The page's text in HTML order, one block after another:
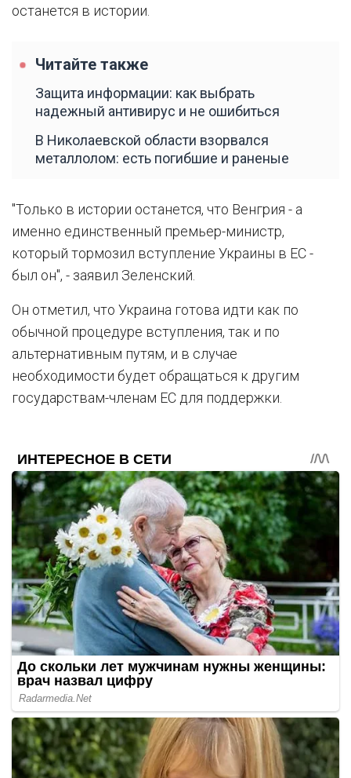
останется в истории.
Читайте также
Защита информации: как выбрать
надежный антивирус и не ошибиться
В Николаевской области взорвался
металлолом: есть погибшие и раненые
"Только в истории останется, что Венгрия - а
именно единственный премьер-министр,
который тормозил вступление Украины в ЕС -
был он", - заявил Зеленский.
Он отметил, что Украина готова идти как по
обычной процедуре вступления, так и по
альтернативным путям, и в случае
необходимости будет обращаться к другим
государствам-членам ЕС для поддержки.